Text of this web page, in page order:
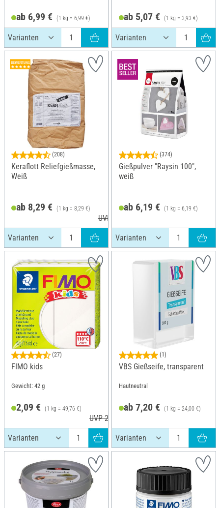
ab 6,99 € (1 kg = 6,99 €) ab 5,07 € (1 kg = 3,93 €)
(208)
Keraflott Reliefgießmasse,
Weiß
ab 8,29 € (1 kg = 8,29 €)
UVP 120,00 €
(374)
Gießpulver "Raysin 100",
weiß
ab 6,19 € (1 kg = 6,19 €)
(27)
FIMO kids
Gewicht: 42 g
2,09 € (1 kg = 49,76 €)
UVP 2,95 €
(1)
VBS Gießseife, transparent
Hautneutral
ab 7,20 € (1 kg = 24,00 €)